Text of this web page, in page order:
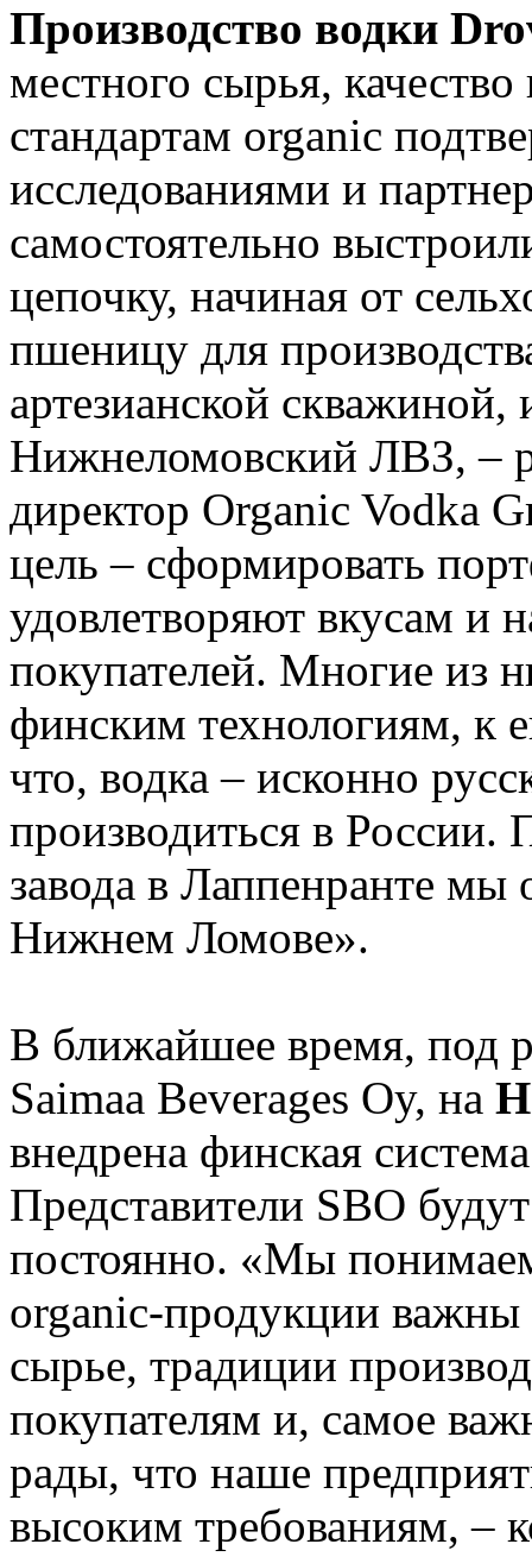
Производство водки
местного сырья, качество
стандартам organic
исследованиями и
самостоятельно
цепочку, начиная от
пшеницу для
артезианской скважиной,
Нижнеломовский ЛВЗ, –
директор Organic Vodka
цель – сформировать
удовлетворяют вкусам и
покупателей. Многие из
финским технологиям, к
что, водка – исконно
производиться в России.
завода в Лаппенранте мы
Нижнем Ломове».
В ближайшее время, под
Saimaa Beverages Oy, на
внедрена финская
Представители SBO
постоянно. «Мы
organic-продукции важны
сырье, традиции
покупателям и, самое
рады, что наше
высоким требованиям, –